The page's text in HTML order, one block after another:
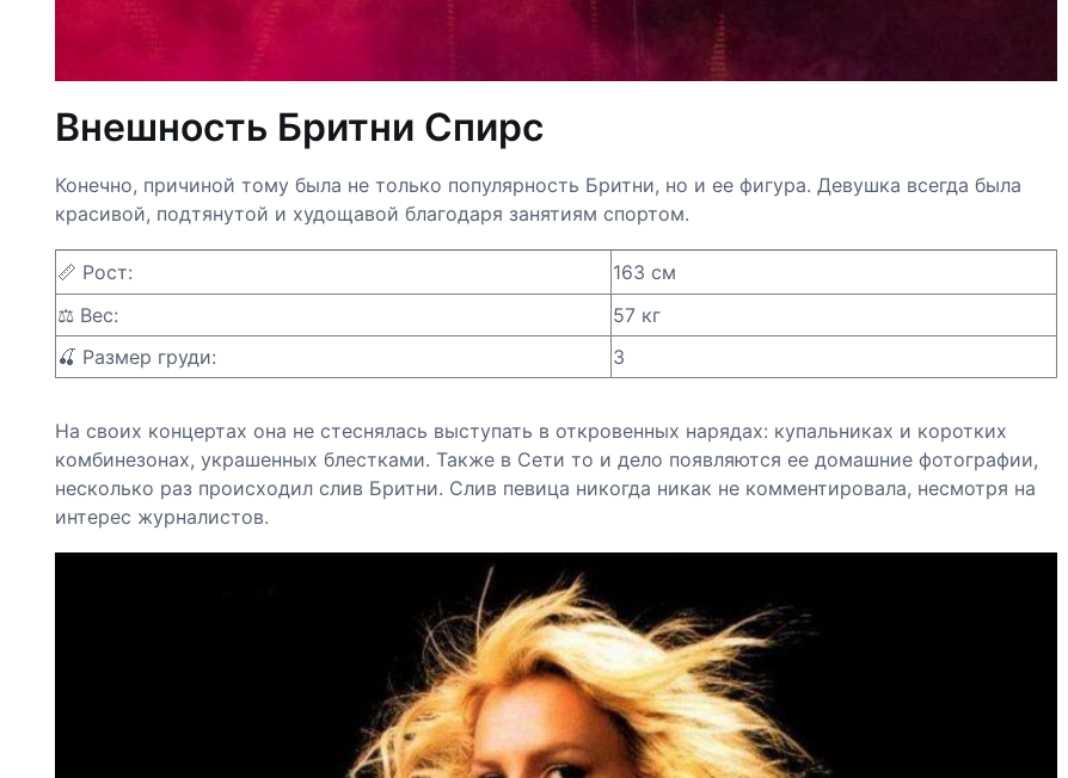
Внешность Бритни Спирс
Конечно, причиной тому была не только популярность Бритни, но и ее фигура. Девушка всегда была
красивой, подтянутой и худощавой благодаря занятиям спортом.
📏 Рост:
163 см
⚖️ Вес:
57 кг
🍒 Размер груди:
3
На своих концертах она не стеснялась выступать в откровенных нарядах: купальниках и коротких
комбинезонах, украшенных блестками. Также в Сети то и дело появляются ее домашние фотографии,
несколько раз происходил слив Бритни. Слив певица никогда никак не комментировала, несмотря на
интерес журналистов.